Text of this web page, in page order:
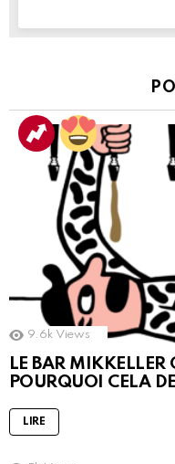
9.6k Views
LE BAR MIKKELLER
POURQUOI CELA
LIRE